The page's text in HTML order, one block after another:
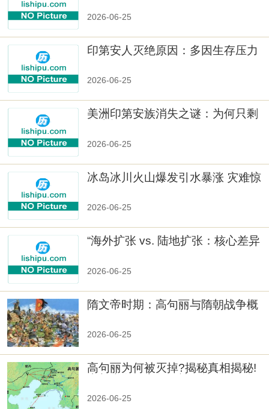
2026-06-25
印第安人灭绝原因：多因生存压力
2026-06-25
美洲印第安族消失之谜：为何只剩
2026-06-25
冰岛冰川火山爆发引水暴涨 灾难惊
2026-06-25
“海外扩张 vs. 陆地扩张：核心差异
2026-06-25
隋文帝时期：高句丽与隋朝战争概
2026-06-25
高句丽为何被灭掉?揭秘真相揭秘!
2026-06-25